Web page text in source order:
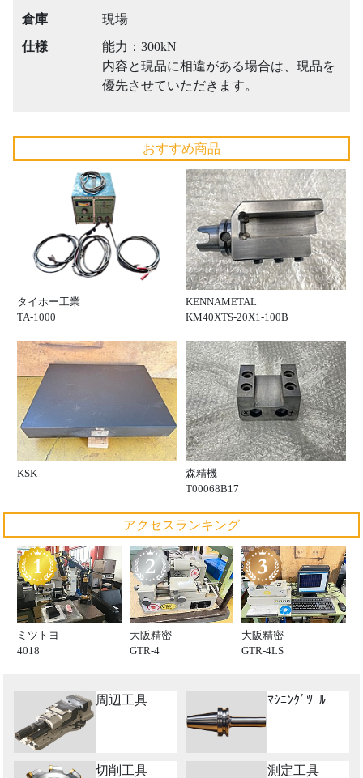
倉庫
現場
仕様
能力：300kN
内容と現品に相違がある場合は、現品を
優先させていただきます。
おすすめ商品
タイホー工業
TA-1000
KENNAMETAL
KM40XTS-20X1-100B
KSK
森精機
T00068B17
アクセスランキング
ミツトヨ
4018
大阪精密
GTR-4
大阪精密
GTR-4LS
周辺工具 ﾏｼﾆﾝｸﾞﾂｰﾙ
切削工具 測定工具